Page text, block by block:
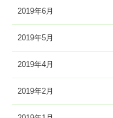
2019年6月
2019年5月
2019年4月
2019年2月